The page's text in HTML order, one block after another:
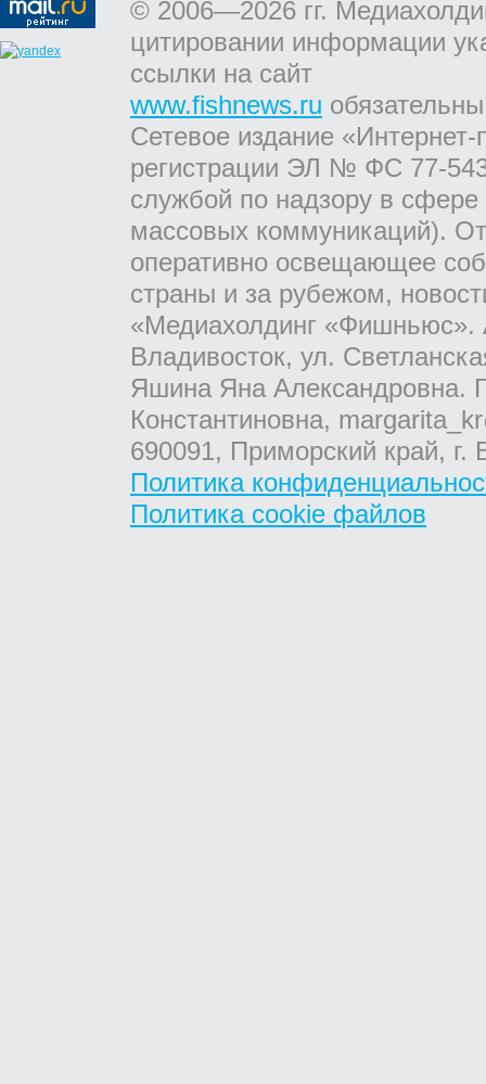
© 2006—2026 гг.
цитировании информации
ссылки на сайт
www.fishnews.ru
Сетевое издание
регистрации ЭЛ № ФС 77-
службой по надзору в
массовых коммуникаций).
оперативно освещающее
страны и за рубежом,
«Медиахолдинг «Фишньюс».
Владивосток, ул.
Яшина Яна Александровна.
Константиновна,
690091, Приморский край,
Политика
Политика cookie файлов